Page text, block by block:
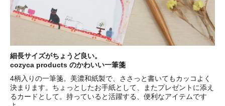
細長サイズがちょうど良い。
cozyca products のかわいい一筆箋
4柄入りの一筆箋。美濃和紙製で、ささっと書いてもカッコよく
決まります。ちょっとしたお手紙として、またプレゼントに添え
るカードとして。持っていると活躍する、便利なアイテムです